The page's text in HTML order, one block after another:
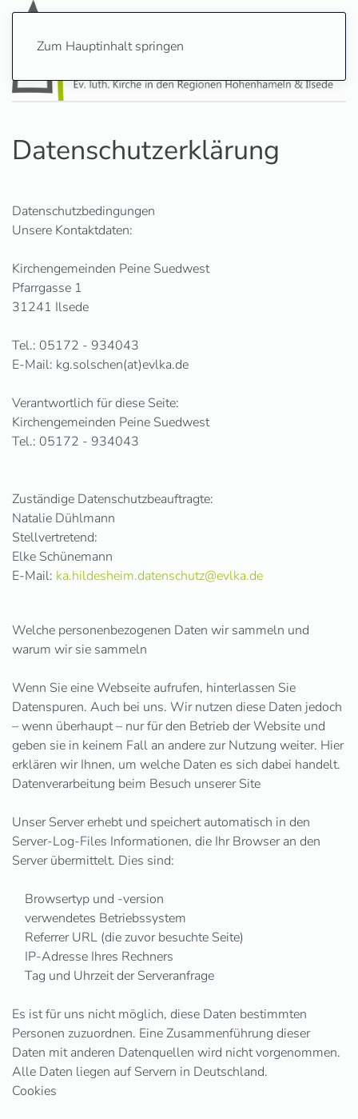
Zum Hauptinhalt springen
Datenschutzerklärung
Datenschutzbedingungen
Unsere Kontaktdaten:
Kirchengemeinden Peine Suedwest
Pfarrgasse 1
31241 Ilsede
Tel.: 05172 - 934043
E-Mail: kg.solschen(at)evlka.de
Verantwortlich für diese Seite:
Kirchengemeinden Peine Suedwest
Tel.: 05172 - 934043
Zuständige Datenschutzbeauftragte:
Natalie Dühlmann
Stellvertretend:
Elke Schünemann
E-Mail: ka.hildesheim.datenschutz@evlka.de
Welche personenbezogenen Daten wir sammeln und
warum wir sie sammeln
Wenn Sie eine Webseite aufrufen, hinterlassen Sie
Datenspuren. Auch bei uns. Wir nutzen diese Daten jedoch
– wenn überhaupt – nur für den Betrieb der Website und
geben sie in keinem Fall an andere zur Nutzung weiter. Hier
erklären wir Ihnen, um welche Daten es sich dabei handelt.
Datenverarbeitung beim Besuch unserer Site
Unser Server erhebt und speichert automatisch in den
Server-Log-Files Informationen, die Ihr Browser an den
Server übermittelt. Dies sind:
Browsertyp und -version
verwendetes Betriebssystem
Referrer URL (die zuvor besuchte Seite)
IP-Adresse Ihres Rechners
Tag und Uhrzeit der Serveranfrage
Es ist für uns nicht möglich, diese Daten bestimmten
Personen zuzuordnen. Eine Zusammenführung dieser
Daten mit anderen Datenquellen wird nicht vorgenommen.
Alle Daten liegen auf Servern in Deutschland.
Cookies